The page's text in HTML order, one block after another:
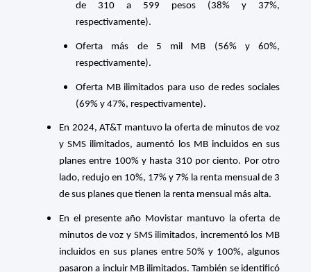
de 310 a 599 pesos (38% y 37%,
respectivamente).
Oferta más de 5 mil MB (56% y 60%,
respectivamente).
Oferta MB ilimitados para uso de redes sociales
(69% y 47%, respectivamente).
En 2024, AT&T mantuvo la oferta de minutos de voz
y SMS ilimitados, aumentó los MB incluidos en sus
planes entre 100% y hasta 310 por ciento. Por otro
lado, redujo en 10%, 17% y 7% la renta mensual de 3
de sus planes que tienen la renta mensual más alta.
En el presente año Movistar mantuvo la oferta de
minutos de voz y SMS ilimitados, incrementó los MB
incluidos en sus planes entre 50% y 100%, algunos
pasaron a incluir MB ilimitados. También se identificó